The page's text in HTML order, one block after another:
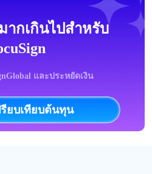
ากเกินไปสำหรับ
และประหยัดเงิน
รียบเทียบต้นทุน